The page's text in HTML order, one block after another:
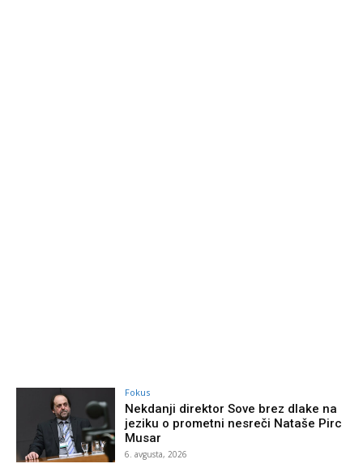
Fokus
Nekdanji direktor Sove brez dlake na
jeziku o prometni nesreči Nataše Pirc
Musar
6. avgusta, 2026